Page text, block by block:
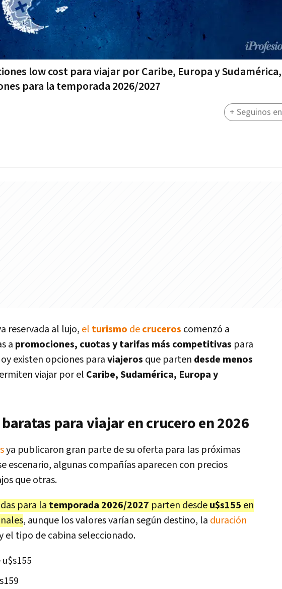
low cost para viajar por Caribe, Europa y Sudamérica,
para la temporada 2026/2027
+ Seguinos en
reservada al lujo, el turismo decruceros comenzó a
a promociones, cuotas y tarifas más competitivas para
existen opciones paraviajeros que parten desde menos
viajar por el Caribe, Sudamérica, Europa y
para viajar en crucero en 2026
ya publicaron gran parte de su oferta para las próximas
escenario, algunas compañías aparecen con precios
que otras.
para la temporada 2026/2027 parten desdeu$s155 en
, aunque los valores varían según destino, la duración
el tipo de cabina seleccionado.